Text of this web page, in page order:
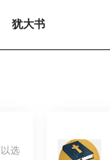
犹大书
选